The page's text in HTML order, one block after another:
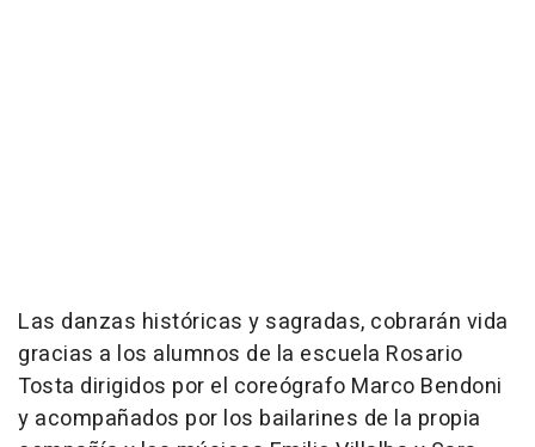
Las danzas históricas y sagradas, cobrarán vida
gracias a los alumnos de la escuela Rosario
Tosta dirigidos por el coreógrafo Marco Bendoni
y acompañados por los bailarines de la propia